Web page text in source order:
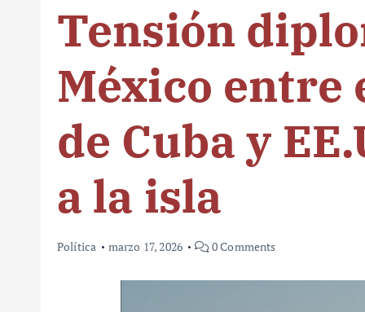
Tensión
México entre
de Cuba y
a la isla
Política marzo 17, 2026 0 Comments